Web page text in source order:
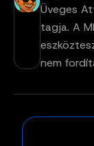
Üveges
tagja. A
nem